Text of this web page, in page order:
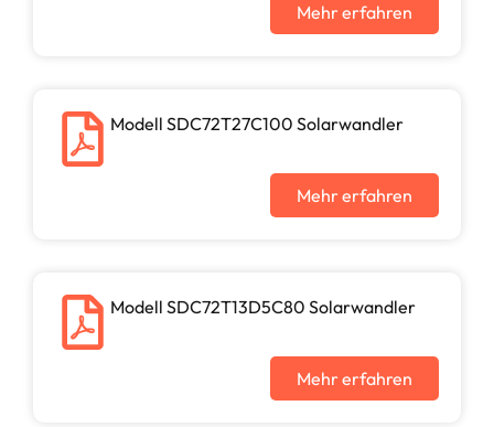
Mehr erfahren
Modell SDC72T27C100 Solarwandler
Mehr erfahren
Modell SDC72T13D5C80 Solarwandler
Mehr erfahren